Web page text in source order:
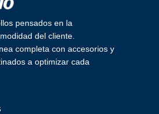
pensados en la
del cliente.
completa con accesorios y
a optimizar cada